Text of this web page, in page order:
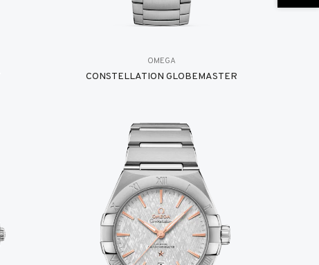
OMEGA
CONSTELLATION GLOBEMASTER